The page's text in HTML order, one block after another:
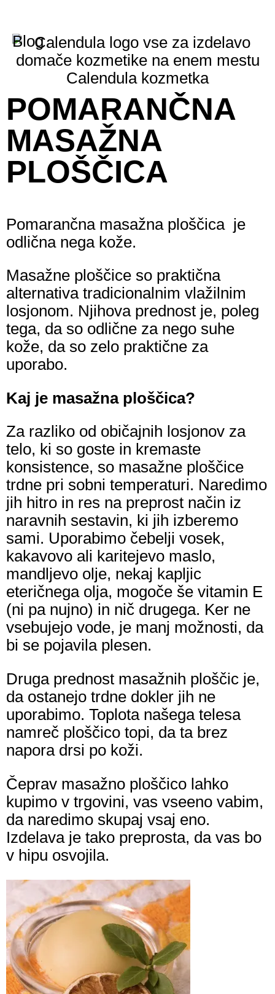
Blog
POMARANČNA
MASAŽNA
PLOŠČICA
Pomarančna masažna ploščica je
odlična nega kože.
Masažne ploščice so praktična
alternativa tradicionalnim vlažilnim
losjonom. Njihova prednost je, poleg
tega, da so odlične za nego suhe
kože, da so zelo praktične za
uporabo.
Kaj je masažna ploščica?
Za razliko od običajnih losjonov za
telo, ki so goste in kremaste
konsistence, so masažne ploščice
trdne pri sobni temperaturi. Naredimo
jih hitro in res na preprost način iz
naravnih sestavin, ki jih izberemo
sami. Uporabimo čebelji vosek,
kakavovo ali karitejevo maslo,
mandljevo olje, nekaj kapljic
eteričnega olja, mogoče še vitamin E
(ni pa nujno) in nič drugega. Ker ne
vsebujejo vode, je manj možnosti, da
bi se pojavila plesen.
Druga prednost masažnih ploščic je,
da ostanejo trdne dokler jih ne
uporabimo. Toplota našega telesa
namreč ploščico topi, da ta brez
napora drsi po koži.
Čeprav masažno ploščico lahko
kupimo v trgovini, vas vseeno vabim,
da naredimo skupaj vsaj eno.
Izdelava je tako preprosta, da vas bo
v hipu osvojila.